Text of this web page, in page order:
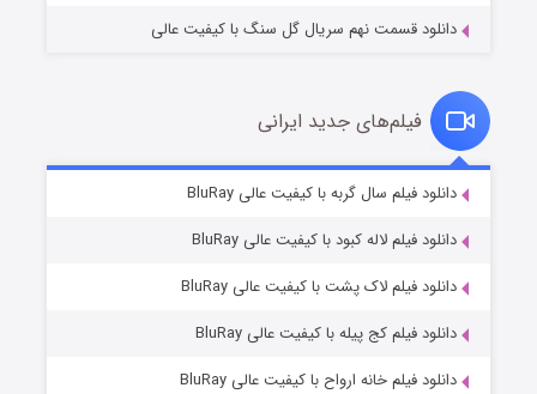
قسمت7 (زیرنویس) منتشر شد
دانلود قسمت نهم سریال گل سنگ با کیفیت عالی
فیلم‌های جدید ایرانی
دانلود فیلم سال گربه با کیفیت عالی BluRay
دانلود فیلم لاله کبود با کیفیت عالی BluRay
دانلود فیلم لاک پشت با کیفیت عالی BluRay
دانلود فیلم کج‌ پیله با کیفیت عالی BluRay
دانلود فیلم خانه ارواح با کیفیت عالی BluRay